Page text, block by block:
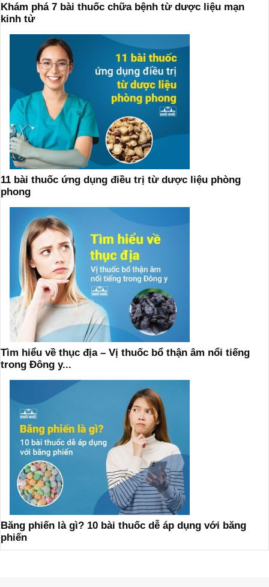
Khám phá 7 bài thuốc chữa bệnh từ dược liệu mạn
kinh tử
11 bài thuốc ứng dụng điều trị từ dược liệu phòng
phong
Tìm hiểu về thục địa – Vị thuốc bổ thận âm nổi tiếng
trong Đông y...
Băng phiến là gì? 10 bài thuốc dễ áp dụng với băng
phiến